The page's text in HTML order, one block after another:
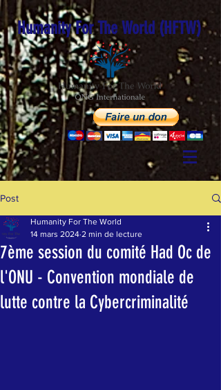
Humanity For The World (HFTW)
Post
7ème session du comité Had Oc de
l'ONU - Convention mondiale de
lutte contre la Cybercriminalité
Humanity For The World
14 mars 2024 2 min de lecture